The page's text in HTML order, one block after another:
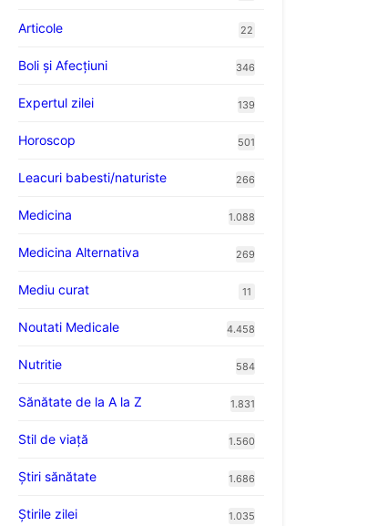
Articole 22
Boli și Afecțiuni 346
Expertul zilei 139
Horoscop 501
Leacuri babesti/naturiste 266
Medicina 1.088
Medicina Alternativa 269
Mediu curat 11
Noutati Medicale 4.458
Nutritie 584
Sănătate de la A la Z 1.831
Stil de viaţă 1.560
Ştiri sănătate 1.686
Știrile zilei 1.035